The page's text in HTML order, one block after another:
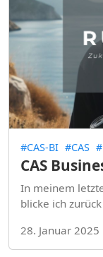
#CAS-BI #CAS
CAS
In meinem
blicke ich
28. Januar 2025